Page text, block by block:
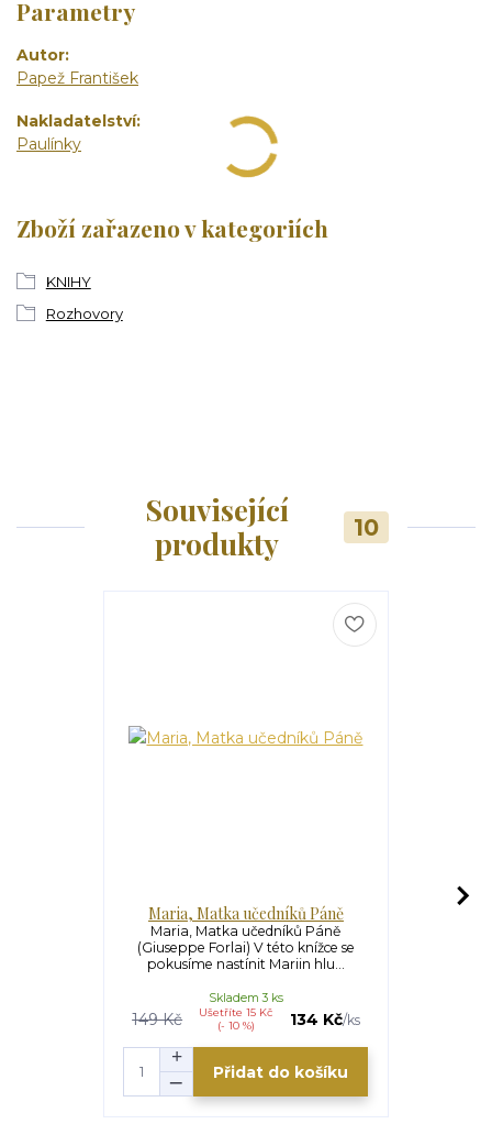
Parametry
Autor
Papež František
Nakladatelství
Paulínky
Zboží zařazeno v kategoriích
KNIHY
Rozhovory
Související
produkty
10
Maria, Matka učedníků Páně
Maria, Matka učedníků Páně
(Giuseppe Forlai) V této knížce se
pokusíme nastínit Mariin hlu...
149 Kč
Ušetříte 15 Kč
(- 10 %)
134 Kč/ks
Skladem 3 ks
Přidat do košíku